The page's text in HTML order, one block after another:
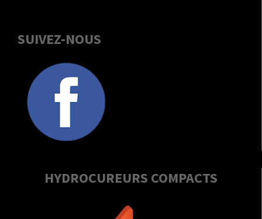
SUIVEZ-NOUS
HYDROCUREURS COMPACTS